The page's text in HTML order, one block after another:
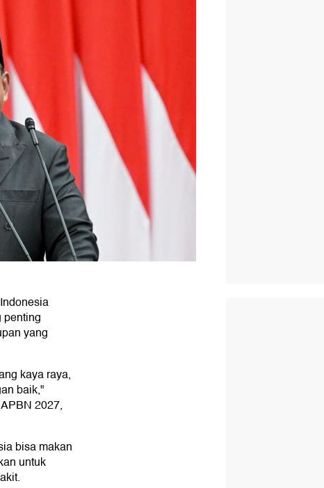
penting
yang
kaya raya,
baik,"
2027,
bisa makan
untuk